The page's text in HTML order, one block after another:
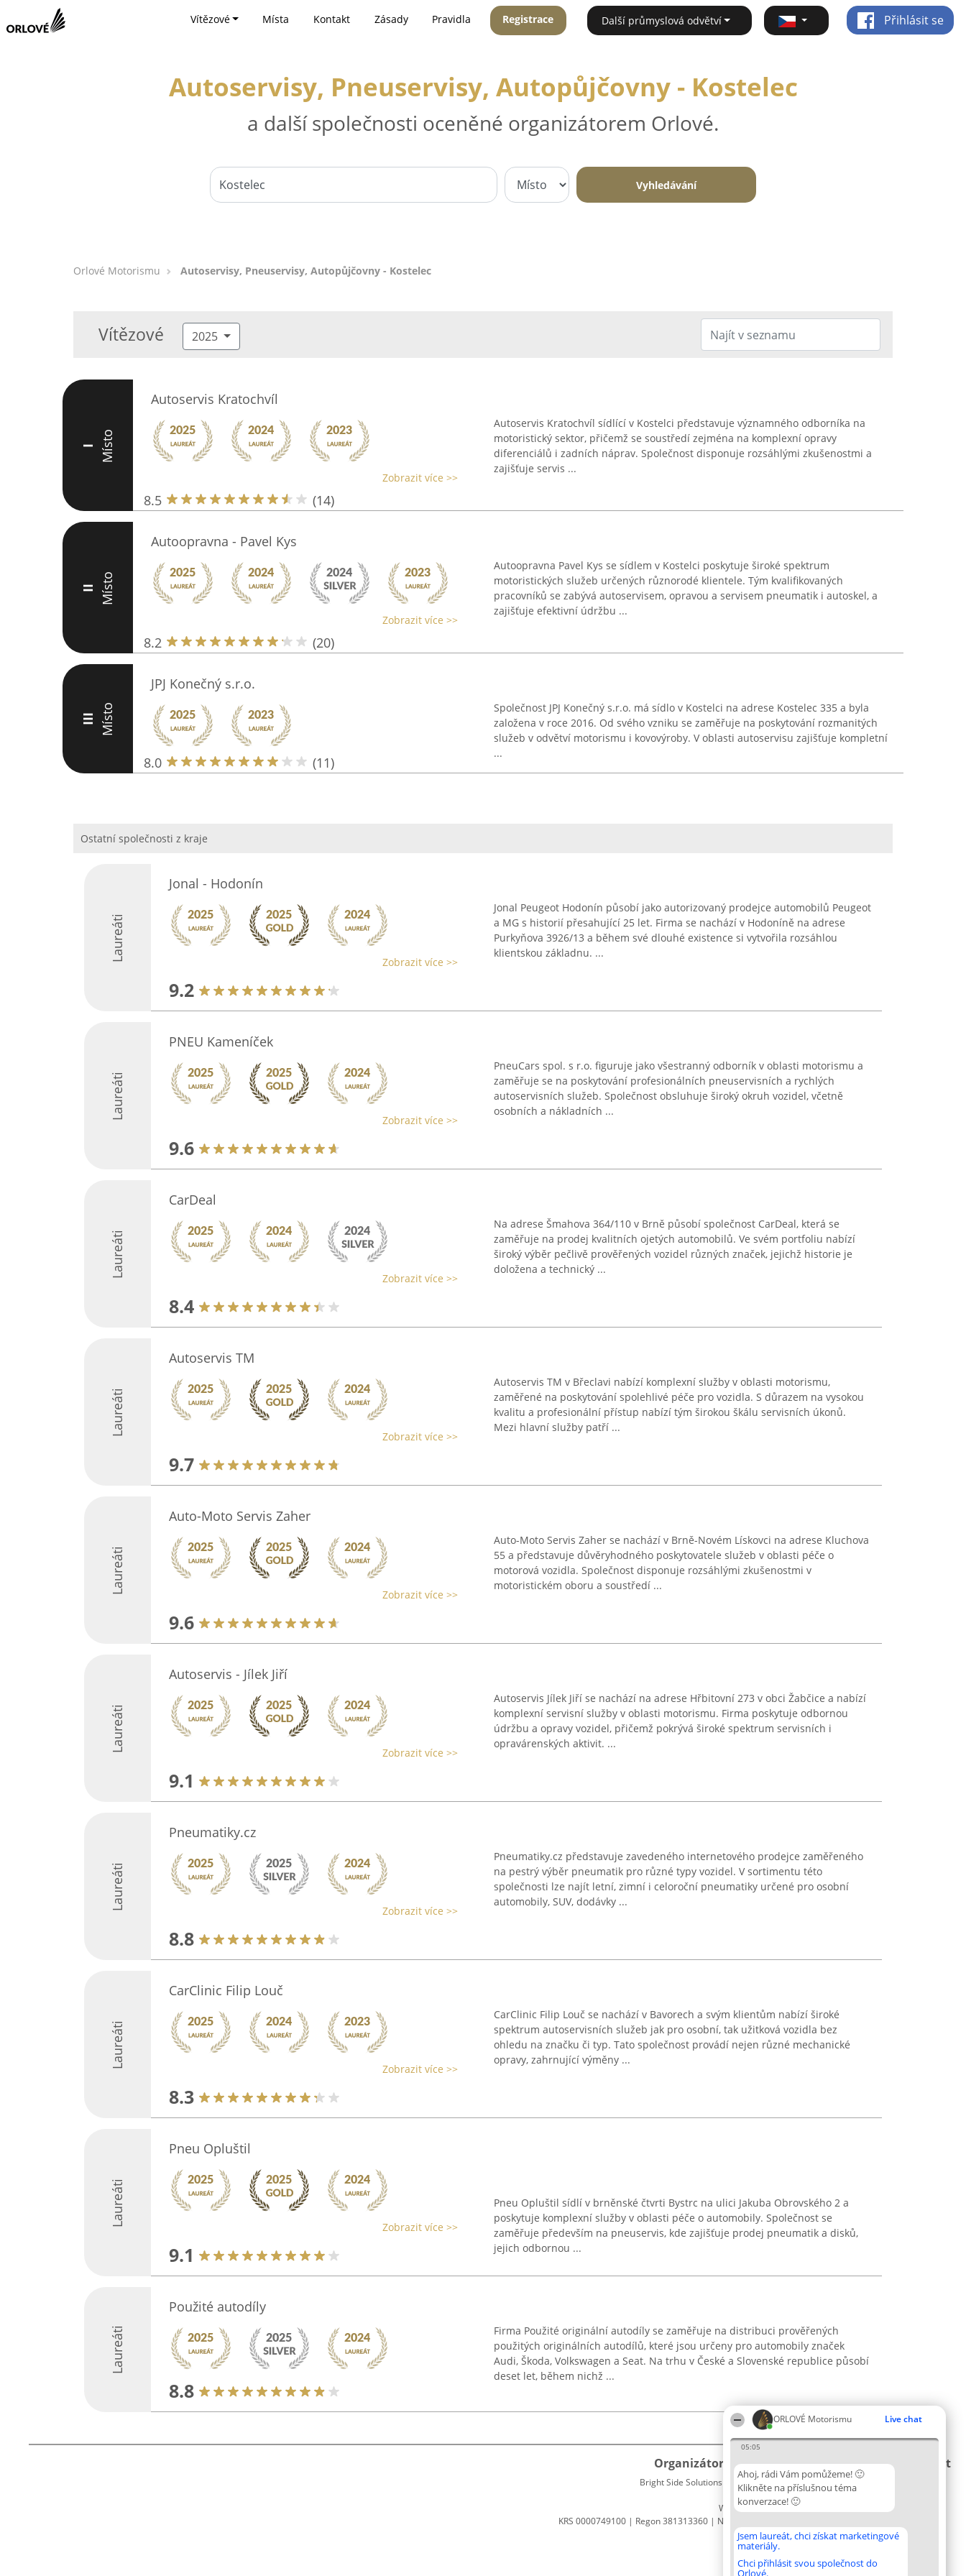
ORLOVÉ Motorismu Live chat
05:05
Ahoj, rádi Vám pomůžeme! 🙂
Klikněte na příslušnou téma
konverzace! 🙂
Jsem laureát, chci získat marketingové
materiály.
Chci přihlásit svou společnost do
Orlové.
Vítězové Místa Kontakt Zásady Pravidla Registrace Další průmyslová odvětví Přihlásit se
Autoservisy, Pneuservisy, Autopůjčovny - Kostelec
a další společnosti oceněné organizátorem Orlové.
Vyhledávání
Orlové Motorismu Autoservisy, Pneuservisy, Autopůjčovny - Kostelec
Vítězové 2025
I Místo
Autoservis Kratochvíl
Zobrazit více >>
8.5 (14)
Autoservis Kratochvíl sídlící v Kostelci představuje významného odborníka na
motoristický sektor, přičemž se soustředí zejména na komplexní opravy
diferenciálů i zadních náprav. Společnost disponuje rozsáhlými zkušenostmi a
zajišťuje servis ...
II Místo
Autoopravna - Pavel Kys
Zobrazit více >>
8.2 (20)
Autoopravna Pavel Kys se sídlem v Kostelci poskytuje široké spektrum
motoristických služeb určených různorodé klientele. Tým kvalifikovaných
pracovníků se zabývá autoservisem, opravou a servisem pneumatik i autoskel, a
zajišťuje efektivní údržbu ...
III Místo
JPJ Konečný s.r.o.
8.0 (11)
Společnost JPJ Konečný s.r.o. má sídlo v Kostelci na adrese Kostelec 335 a byla
založena v roce 2016. Od svého vzniku se zaměřuje na poskytování rozmanitých
služeb v odvětví motorismu i kovovýroby. V oblasti autoservisu zajišťuje kompletní
...
Ostatní společnosti z kraje
Laureáti
Jonal - Hodonín
Zobrazit více >>
9.2
Jonal Peugeot Hodonín působí jako autorizovaný prodejce automobilů Peugeot
a MG s historií přesahující 25 let. Firma se nachází v Hodoníně na adrese
Purkyňova 3926/13 a během své dlouhé existence si vytvořila rozsáhlou
klientskou základnu. ...
Laureáti
PNEU Kameníček
Zobrazit více >>
9.6
PneuCars spol. s r.o. figuruje jako všestranný odborník v oblasti motorismu a
zaměřuje se na poskytování profesionálních pneuservisních a rychlých
autoservisních služeb. Společnost obsluhuje široký okruh vozidel, včetně
osobních a nákladních ...
Laureáti
CarDeal
Zobrazit více >>
8.4
Na adrese Šmahova 364/110 v Brně působí společnost CarDeal, která se
zaměřuje na prodej kvalitních ojetých automobilů. Ve svém portfoliu nabízí
široký výběr pečlivě prověřených vozidel různých značek, jejichž historie je
doložena a technický ...
Laureáti
Autoservis TM
Zobrazit více >>
9.7
Autoservis TM v Břeclavi nabízí komplexní služby v oblasti motorismu,
zaměřené na poskytování spolehlivé péče pro vozidla. S důrazem na vysokou
kvalitu a profesionální přístup nabízí tým širokou škálu servisních úkonů.
Mezi hlavní služby patří ...
Laureáti
Auto-Moto Servis Zaher
Zobrazit více >>
9.6
Auto-Moto Servis Zaher se nachází v Brně-Novém Lískovci na adrese Kluchova
55 a představuje důvěryhodného poskytovatele služeb v oblasti péče o
motorová vozidla. Společnost disponuje rozsáhlými zkušenostmi v
motoristickém oboru a soustředí ...
Laureáti
Autoservis - Jílek Jiří
Zobrazit více >>
9.1
Autoservis Jílek Jiří se nachází na adrese Hřbitovní 273 v obci Žabčice a nabízí
komplexní servisní služby v oblasti motorismu. Firma poskytuje odbornou
údržbu a opravy vozidel, přičemž pokrývá široké spektrum servisních i
opravárenských aktivit. ...
Laureáti
Pneumatiky.cz
Zobrazit více >>
8.8
Pneumatiky.cz představuje zavedeného internetového prodejce zaměřeného
na pestrý výběr pneumatik pro různé typy vozidel. V sortimentu této
společnosti lze najít letní, zimní i celoroční pneumatiky určené pro osobní
automobily, SUV, dodávky ...
Laureáti
CarClinic Filip Louč
Zobrazit více >>
8.3
CarClinic Filip Louč se nachází v Bavorech a svým klientům nabízí široké
spektrum autoservisních služeb jak pro osobní, tak užitková vozidla bez
ohledu na značku či typ. Tato společnost provádí nejen různé mechanické
opravy, zahrnující výměny ...
Laureáti
Pneu Opluštil
Zobrazit více >>
9.1
Pneu Opluštil sídlí v brněnské čtvrti Bystrc na ulici Jakuba Obrovského 2 a
poskytuje komplexní služby v oblasti péče o automobily. Společnost se
zaměřuje především na pneuservis, kde zajišťuje prodej pneumatik a disků,
jejich odbornou ...
Laureáti
Použité autodíly
8.8
Firma Použité originální autodíly se zaměřuje na distribuci prověřených
použitých originálních autodílů, které jsou určeny pro automobily značek
Audi, Škoda, Volkswagen a Seat. Na trhu v České a Slovenské republice působí
deset let, během nichž ...
Organizátor hlasování
Bright Side Solutions sp. z o. o. sp. k.
ul. Ruska 22
Wrocław 50-079
KRS 0000749100 | Regon 381313360 | NIP 8943132676
Plebiscyt
Vítězové
Seznam
Zásady
Zásady
ochrany
Kontakt